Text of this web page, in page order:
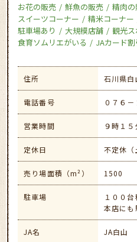
お花の販売
鮮魚の販売 精肉
スイーツコーナー
精米コーナー
駐車場あり
大規模店舗
観光
食育ソムリエがいる
JAカード
住所 石川県白
電話番号 ０７６
営業時間 ９時１
定休日 不定休（
売り場面積（m²） 1500
駐車場
１００
本店にも
JA名 JA白山